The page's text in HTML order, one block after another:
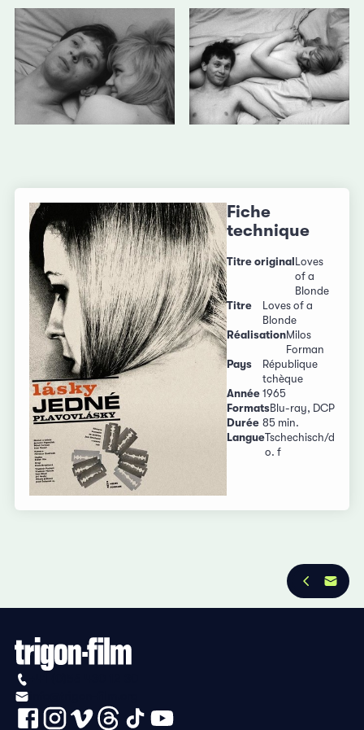
Fiche
technique
Titre original Loves
of a
Blonde
Titre
Loves of a
Blonde
RéalisationMilos
Forman
Pays
République
tchèque
Année 1965
FormatsBlu-ray, DCP
Durée 85 min.
LangueTschechisch/d
o. f